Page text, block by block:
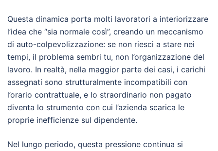
Questa dinamica porta molti lavoratori a interiorizzare
l’idea che “sia normale così”, creando un meccanismo
di auto-colpevolizzazione: se non riesci a stare nei
tempi, il problema sembri tu, non l’organizzazione del
lavoro. In realtà, nella maggior parte dei casi, i carichi
assegnati sono strutturalmente incompatibili con
l’orario contrattuale, e lo straordinario non pagato
diventa lo strumento con cui l’azienda scarica le
proprie inefficienze sul dipendente.
Nel lungo periodo, questa pressione continua si